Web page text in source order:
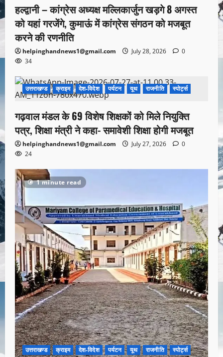
हल्द्वानी – कांग्रेस अध्यक्ष मल्लिकार्जुन खड़गे 8 अगस्त
को यहां गरजेंगे, कुमाऊं में कांग्रेस संगठन को मजबूत
करने की रणनीति
helpinghandnews1@gmail.com July 28, 2026
0
34
1 minute read
उत्तराखण्ड क्राइम देश-विदेश पर्यटन यूथ राजनीति स्पोर्ट्स
गढ़वाल मंडल के 69 विशेष शिक्षकों को मिले नियुक्ति
पत्र, शिक्षा मंत्री ने कहा- समावेशी शिक्षा होगी मजबूत
helpinghandnews1@gmail.com July 27, 2026
0
24
1 minute read
उत्तराखण्ड क्राइम देश-विदेश पर्यटन यूथ राजनीति स्पोर्ट्स